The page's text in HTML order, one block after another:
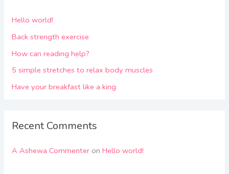
Hello world!
Back strength exercise
How can reading help?
5 simple stretches to relax body muscles
Have your breakfast like a king
Recent Comments
A Ashewa Commenteron Hello world!